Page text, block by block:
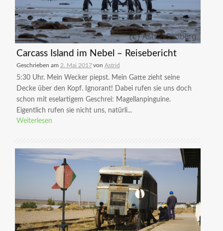
Carcass Island im Nebel – Reisebericht
Geschrieben am 2. Mai 2017von Astrid
5:30 Uhr. Mein Wecker piepst. Mein Gatte zieht seine
Decke über den Kopf. Ignorant! Dabei rufen sie uns doch
schon mit eselartigem Geschrei: Magellanpinguine.
Eigentlich rufen sie nicht uns, natürli...
Weiterlesen